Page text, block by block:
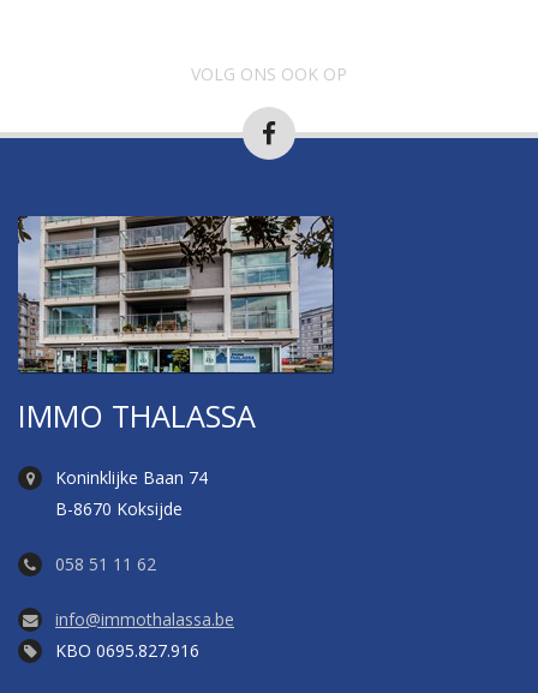
VOLG ONS OOK OP
IMMO THALASSA
Koninklijke Baan 74
B-8670 Koksijde
058 51 11 62
info@immothalassa.be
KBO 0695.827.916